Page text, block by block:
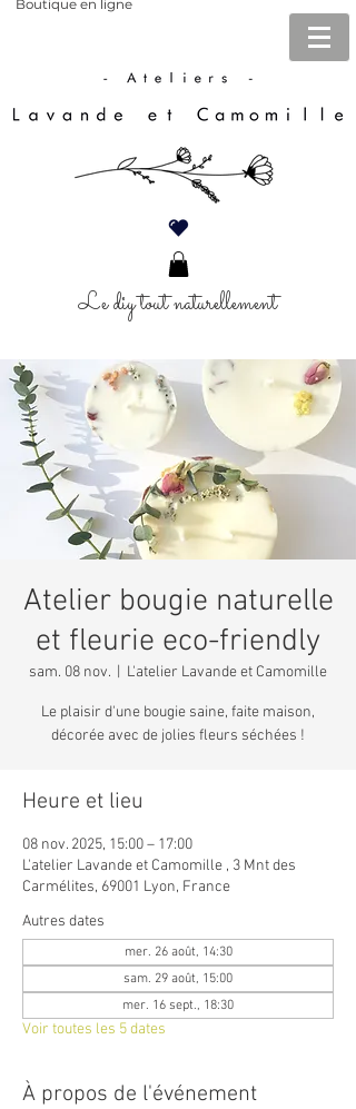
Boutique en ligne
Le diy tout naturellement
Atelier bougie naturelle
et fleurie eco-friendly
sam. 08 nov. L'atelier Lavande et Camomille
Le plaisir d'une bougie saine, faite maison,
décorée avec de jolies fleurs séchées !
Heure et lieu
08 nov. 2025, 15:00 – 17:00
L'atelier Lavande et Camomille , 3 Mnt des
Carmélites, 69001 Lyon, France
Autres dates
mer. 26 août, 14:30
sam. 29 août, 15:00
mer. 16 sept., 18:30
Voir toutes les 5 dates
À propos de l'événement